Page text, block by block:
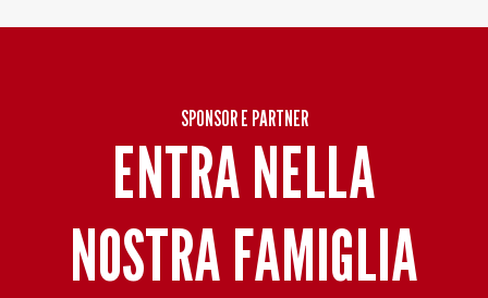
SPONSOR E PARTNER
ENTRA NELLA
NOSTRA FAMIGLIA